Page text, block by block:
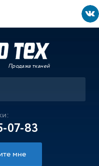
Продажа тканей
07-83
мне